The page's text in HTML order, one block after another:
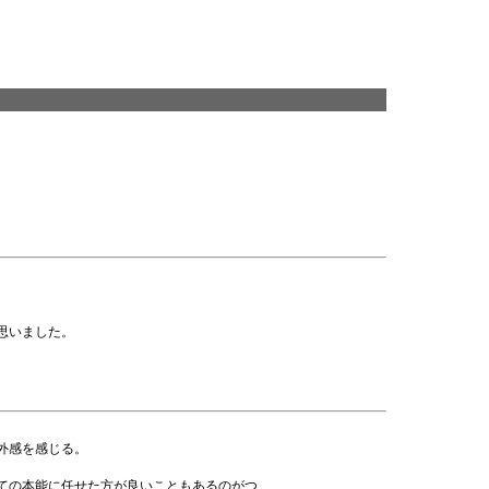
ました。
を感じる。
本能に任せた方が良いこともあるのがつ